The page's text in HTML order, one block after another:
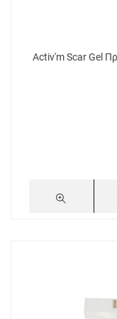
Activ'm Scar Gel